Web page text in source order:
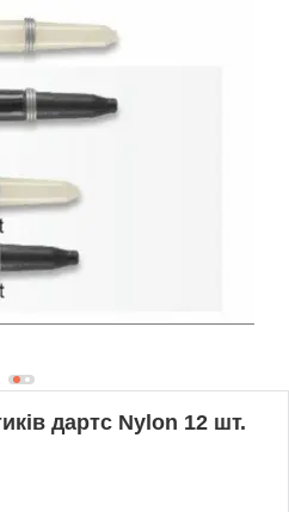
дартс Nylon 12 шт.